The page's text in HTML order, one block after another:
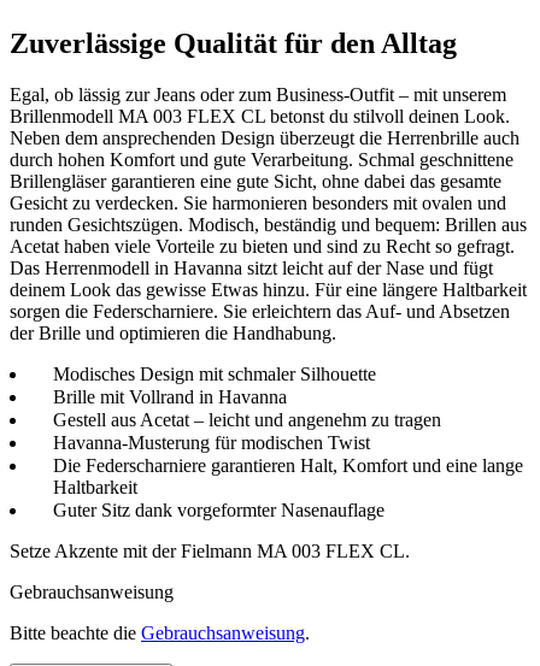
Zuverlässige Qualität für den Alltag
Egal, ob lässig zur Jeans oder zum Business-Outfit – mit unserem
Brillenmodell MA 003 FLEX CL betonst du stilvoll deinen Look.
Neben dem ansprechenden Design überzeugt die Herrenbrille auch
durch hohen Komfort und gute Verarbeitung. Schmal geschnittene
Brillengläser garantieren eine gute Sicht, ohne dabei das gesamte
Gesicht zu verdecken. Sie harmonieren besonders mit ovalen und
runden Gesichtszügen. Modisch, beständig und bequem: Brillen aus
Acetat haben viele Vorteile zu bieten und sind zu Recht so gefragt.
Das Herrenmodell in Havanna sitzt leicht auf der Nase und fügt
deinem Look das gewisse Etwas hinzu. Für eine längere Haltbarkeit
sorgen die Federscharniere. Sie erleichtern das Auf- und Absetzen
der Brille und optimieren die Handhabung.
Modisches Design mit schmaler Silhouette
Brille mit Vollrand in Havanna
Gestell aus Acetat – leicht und angenehm zu tragen
Havanna-Musterung für modischen Twist
Die Federscharniere garantieren Halt, Komfort und eine lange
Haltbarkeit
Guter Sitz dank vorgeformter Nasenauflage
Setze Akzente mit der Fielmann MA 003 FLEX CL.
Gebrauchsanweisung
Bitte beachte die Gebrauchsanweisung.